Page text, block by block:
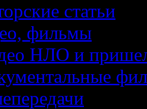
статьи
фильмы
НЛО и